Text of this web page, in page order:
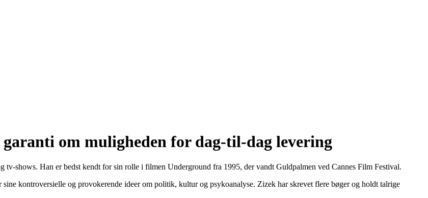
om muligheden for dag-til-dag levering
shows. Han er bedst kendt for sin rolle i filmen Underground fra 1995, der vandt Guldpalmen ved Cannes Film Festival.
kontroversielle og provokerende ideer om politik, kultur og psykoanalyse. Zizek har skrevet flere bøger og holdt talrige